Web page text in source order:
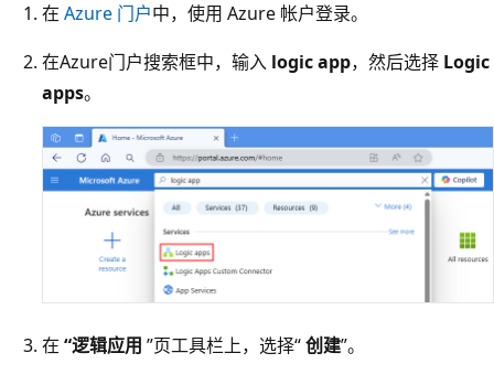
在 Azure 门户中，使用 Azure 帐户登录。
在Azure门户搜索框中，输入 logic app，然后选择 Logic
apps。
在 “逻辑应用 ”页工具栏上，选择“创建”。